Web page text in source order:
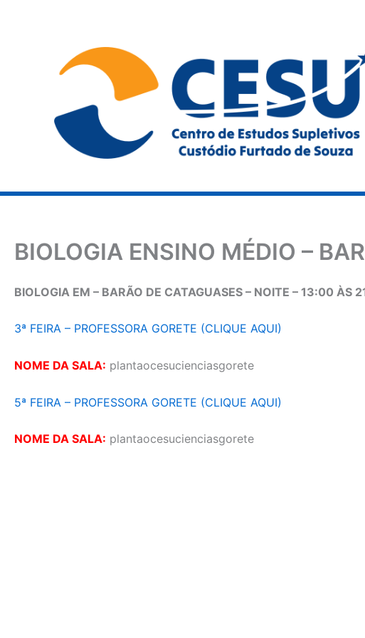
BIOLOGIA ENSINO MÉDIO –
BIOLOGIA EM – BARÃO DE CATAGUASES – NOITE – 13:00 ÀS
3ª FEIRA – PROFESSORA GORETE (CLIQUE AQUI)
NOME DA SALA: plantaocesucienciasgorete
5ª FEIRA – PROFESSORA GORETE (CLIQUE AQUI)
NOME DA SALA: plantaocesucienciasgorete